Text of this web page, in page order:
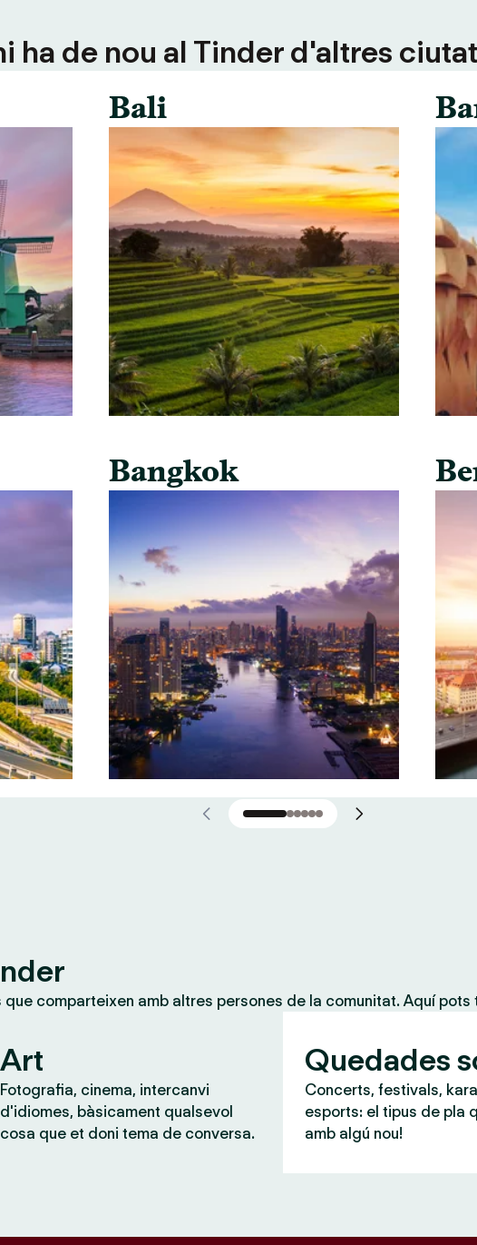
ha de nou al Tinder d'altres
Bali
Bangkok
comparteixen amb altres persones de la comunitat. Aquí
Art
Fotografia, cinema, intercanvi
d'idiomes, bàsicament qualsevol
cosa que et doni tema de conversa.
Quedades
Concerts, festivals,
esports: el tipus de pla
amb algú nou!